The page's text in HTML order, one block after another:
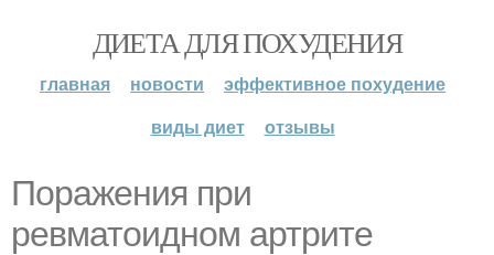
ДИЕТА ДЛЯ ПОХУДЕНИЯ
главная новости
эффективное похудение
виды диет
отзывы
Поражения при
ревматоидном артрите